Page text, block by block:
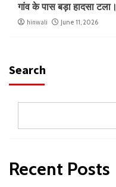
गांव के पास बड़ा हादसा टला।
hinwali June 11, 2026
Search
Recent Posts